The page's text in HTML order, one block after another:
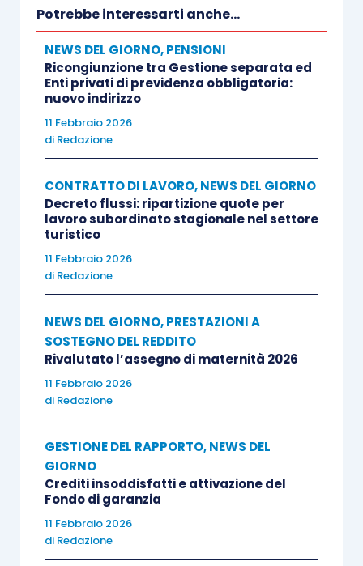
Centro Studi Lavoro e Previdenza – Euroconference
ti consiglia:
Potrebbe interessarti anche...
NEWS DEL GIORNO,PENSIONI
Ricongiunzione tra Gestione separata ed
Enti privati di previdenza obbligatoria:
nuovo indirizzo
11 Febbraio 2026
di Redazione
CONTRATTO DI LAVORO,NEWS DEL GIORNO
Decreto flussi: ripartizione quote per
lavoro subordinato stagionale nel settore
turistico
11 Febbraio 2026
di Redazione
NEWS DEL GIORNO,PRESTAZIONI A
SOSTEGNO DEL REDDITO
Rivalutato l’assegno di maternità 2026
11 Febbraio 2026
di Redazione
GESTIONE DEL RAPPORTO,NEWS DEL
GIORNO
Crediti insoddisfatti e attivazione del
Fondo di garanzia
11 Febbraio 2026
di Redazione